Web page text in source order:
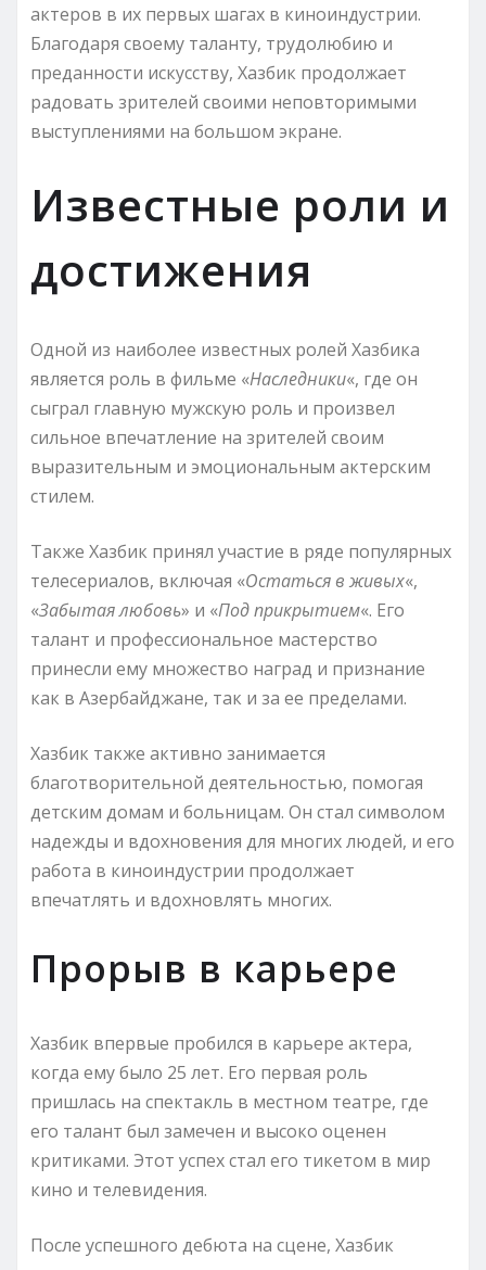
актеров в их первых шагах в киноиндустрии.
Благодаря своему таланту, трудолюбию и
преданности искусству, Хазбик продолжает
радовать зрителей своими неповторимыми
выступлениями на большом экране.
Известные роли и
достижения
Одной из наиболее известных ролей Хазбика
является роль в фильме «Наследники«, где он
сыграл главную мужскую роль и произвел
сильное впечатление на зрителей своим
выразительным и эмоциональным актерским
стилем.
Также Хазбик принял участие в ряде популярных
телесериалов, включая «Остаться в живых«,
«Забытая любовь» и «Под прикрытием«. Его
талант и профессиональное мастерство
принесли ему множество наград и признание
как в Азербайджане, так и за ее пределами.
Хазбик также активно занимается
благотворительной деятельностью, помогая
детским домам и больницам. Он стал символом
надежды и вдохновения для многих людей, и его
работа в киноиндустрии продолжает
впечатлять и вдохновлять многих.
Прорыв в карьере
Хазбик впервые пробился в карьере актера,
когда ему было 25 лет. Его первая роль
пришлась на спектакль в местном театре, где
его талант был замечен и высоко оценен
критиками. Этот успех стал его тикетом в мир
кино и телевидения.
После успешного дебюта на сцене, Хазбик